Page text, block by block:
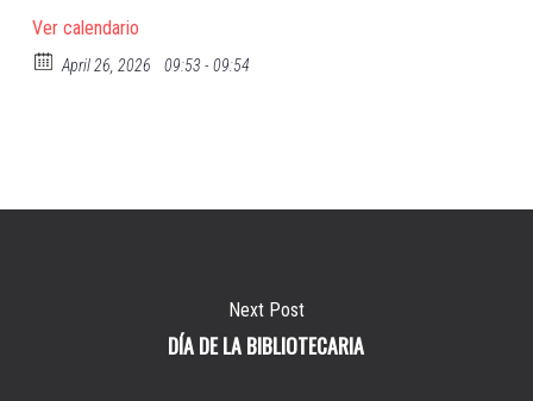
Ver calendario
April 26, 2026 09:53 - 09:54
Next Post
DÍA DE LA BIBLIOTECARIA